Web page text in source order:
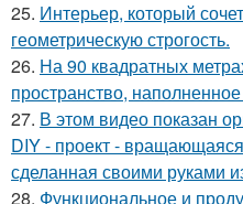
25. Интерьер, который
геометрическую строгость.
26. На 90 квадратных
пространство,
27. В этом видео показан
DIY - проект -
сделанная своими руками
28. Функциональное и